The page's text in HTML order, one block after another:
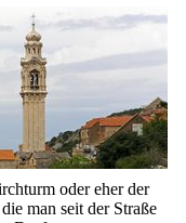
oder eher der
man seit der Straße